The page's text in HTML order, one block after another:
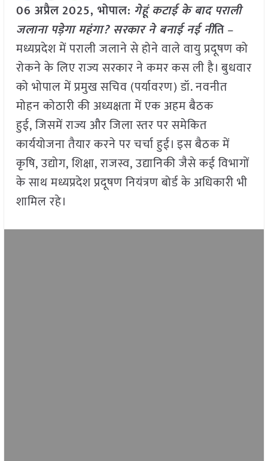
06 अप्रैल2025, भोपाल: गेहूं कटाई के बाद पराली
जलाना पड़ेगा महंगा? सरकार ने बनाई नई नीति–
मध्यप्रदेश में पराली जलाने से होने वाले वायु प्रदूषण को
रोकने के लिए राज्य सरकार ने कमर कस ली है। बुधवार
को भोपाल में प्रमुख सचिव (पर्यावरण) डॉ. नवनीत
मोहन कोठारी की अध्यक्षता में एक अहम बैठक
हुई, जिसमें राज्य और जिला स्तर पर समेकित
कार्ययोजना तैयार करने पर चर्चा हुई। इस बैठक में
कृषि, उद्योग, शिक्षा, राजस्व, उद्यानिकी जैसे कई विभागों
के साथ मध्यप्रदेश प्रदूषण नियंत्रण बोर्ड के अधिकारी भी
शामिल रहे।